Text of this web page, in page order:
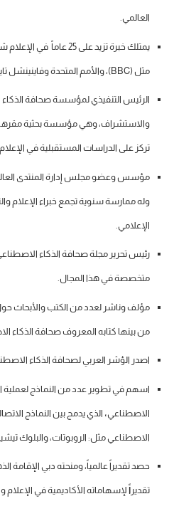
العالمي.
يمتلك خبرة تزيد على 25 عاماً في
مثل (BBC)، والأمم المتحدة وفاينينشل تايمز ورويترز.
الرئيس التنفيذي لمؤسسة صحافة
والاستشراف، وهي مؤسسة بحثية مقرها
تركز على الدراسات المستقبلية في
مؤسس وعضو مجلس إدارة المنتدى
وله ممارسة سنوية تجمع خبراء الإعلام
الإعلامي.
رئيس تحرير مجلة صحافة الذكاء
متخصصة في هذا المجال.
مؤلف وناشر لعدد من الكتب والأبحاث
من بينها كتابه المعروف صحافة الذكاء
اصدر الؤشر العربي لصحافة الذكاء
اسهم في تطوير عدد من النماذج لعملية
الاصطناعي، الذي يدمج بين النماذج
الاصطناعي مثل: الروبوتات، والبلوك
حصد تقديراً عالمياً، ومنحته دبي الإقامة
تقديراً لإسهاماته الأكاديمية في الإعلام